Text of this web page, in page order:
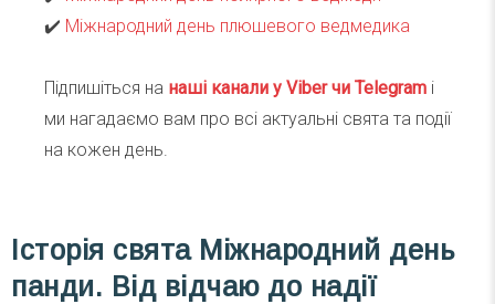
✔️ Міжнародний день плюшевого ведмедика
Підпишіться на наші канали у Viber чи Telegram і
ми нагадаємо вам про всі актуальні свята та події
на кожен день.
Історія свята Міжнародний день
панди. Від відчаю до надії